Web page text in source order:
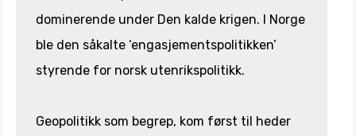
dominerende under Den kalde krigen. I Norge
ble den såkalte ‘engasjementspolitikken’
styrende for norsk utenrikspolitikk.
Geopolitikk som begrep, kom først til heder